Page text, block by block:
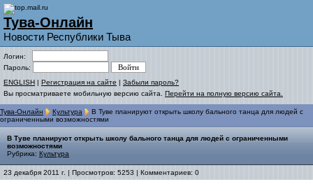
Тува-Онлайн
Новости Республики Тыва
Логин:
Пароль:
ENGLISH | Регистрация на сайте | Забыли пароль?
Вы просматриваете мобильную версию сайта. Перейти на полную версию сайта.
Тува-Онлайн Культура
В Туве планируют открыть школу бального танца для людей с
ограниченными возможностями
В Туве планируют открыть школу бального танца для людей с ограниченными
возможностями
Рубрика: Культура
23 декабря 2011 г. | Просмотров: 5253 | Комментариев: 0